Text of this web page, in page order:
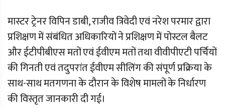
मास्टर ट्रेनर विपिन डाबी, राजीव त्रिवेदी एवं नरेश परमार द्वारा
प्रशिक्षण में संबंधित अधिकारियों ने प्रशिक्षण में पोस्टल बैलट
और ईटीपीबीएस मतों एवं ईवीएम मतों तथा वीवीपीएटी पर्चियों
की गिनती एवं तदुपरांत ईवीएम सीलिंग की संपूर्ण प्रक्रिया के
साथ-साथ मतगणना के दौरान के विशेष मामलों के निर्धारण
की विस्तृत जानकारी दी गई।